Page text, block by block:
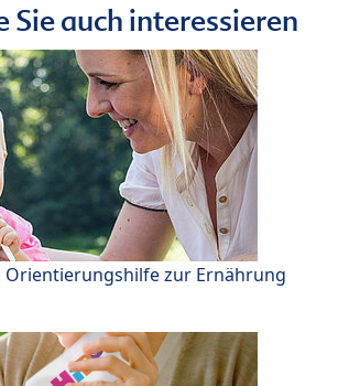
Sie auch interessieren
Orientierungshilfe zur Ernährung